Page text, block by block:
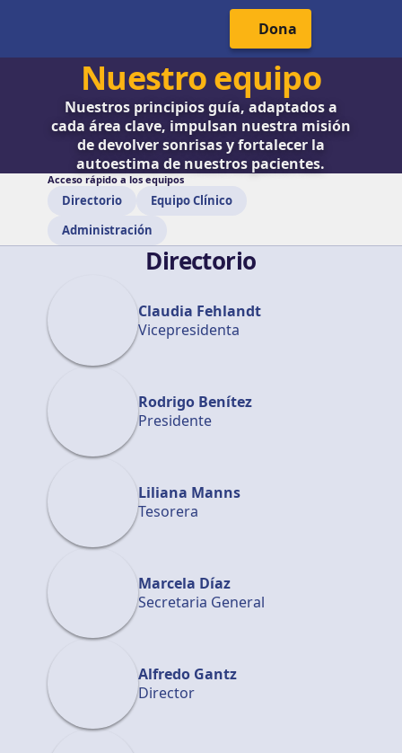
Cabecera del SitioDona
Nuestro equipo
Nuestros principios guía, adaptados a
cada área clave, impulsan nuestra misión
de devolver sonrisas y fortalecer la
autoestima de nuestros pacientes.
Acceso rápido a los equipos
Directorio
Equipo Clínico
Administración
Directorio
Claudia Fehlandt
Vicepresidenta
Rodrigo Benítez
Presidente
Liliana Manns
Tesorera
Marcela Díaz
Secretaria General
Alfredo Gantz
Director